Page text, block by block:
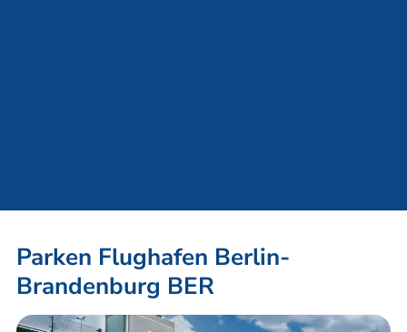
Parken Flughafen Berlin-
Brandenburg BER